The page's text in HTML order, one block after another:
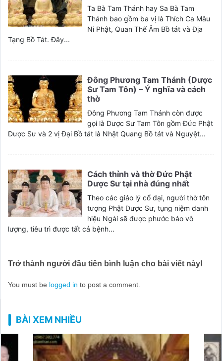
Ta Bà Tam Thánh hay Sa Bà Tam
Thánh bao gồm ba vị là Thích Ca Mâu
Ni Phật, Quan Thế Âm Bồ tát và Địa
Tạng Bồ Tát. Đây...
Đông Phương Tam Thánh (Dược
Sư Tam Tôn) – Ý nghĩa và cách
thờ
Đông Phương Tam Thánh còn được
gọi là Dược Sư Tam Tôn gồm Đức Phật
Dược Sư và 2 vị Đại Bồ tát là Nhật Quang Bồ tát và Nguyệt...
Cách thỉnh và thờ Đức Phật
Dược Sư tại nhà đúng nhất
Theo các giáo lý cổ đại, người thờ tôn
tượng Phật Dược Sư, tụng niệm danh
hiệu Ngài sẽ được phước báo vô
lượng, tiêu trì được tất cả bệnh...
Trở thành người đầu tiên bình luận cho bài viết này!
You must be logged in to post a comment.
BÀI XEM NHIỀU